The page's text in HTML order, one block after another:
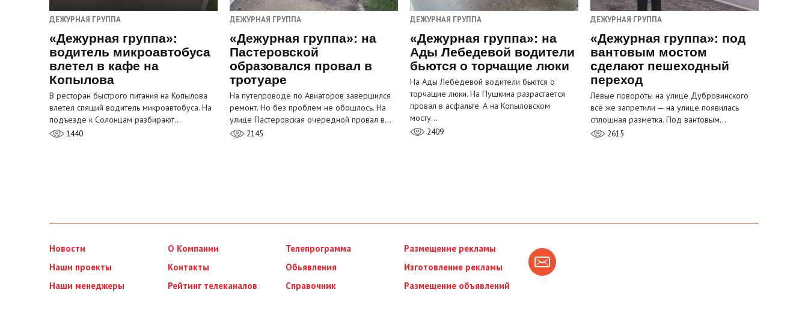
ДЕЖУРНАЯ ГРУППА
«Дежурная группа»:
водитель микроавтобуса
влетел в кафе на
Копылова
В ресторан быстрого питания на Копылова
влетел спящий водитель микроавтобуса. На
подъезде к Солонцам разбирают…
1440
ДЕЖУРНАЯ ГРУППА
«Дежурная группа»: на
Пастеровской
образовался провал в
тротуаре
На путепроводе по Авиаторов завершился
ремонт. Но без проблем не обошлось. На
улице Пастеровская очередной провал в…
2145
ДЕЖУРНАЯ ГРУППА
«Дежурная группа»: на
Ады Лебедевой водители
бьются о торчащие люки
На Ады Лебедевой водители бьются о
торчащие люки. На Пушкина разрастается
провал в асфальте. А на Копыловском
мосту…
2409
ДЕЖУРНАЯ ГРУППА
«Дежурная группа»: под
вантовым мостом
сделают пешеходный
переход
Левые повороты на улице Дубровинского
всё же запретили — на улице появилась
сплошная разметка. Под вантовым…
2615
Новости
Наши проекты
Наши менеджеры
О Компании
Контакты
Рейтинг телеканалов
Телепрограмма
Обьявления
Справочник
Размещение рекламы
Изготовление рекламы
Размещение объявлений